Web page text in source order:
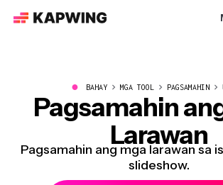
● BAHAY MGA TOOL PAGSAMAHIN
Pagsamahin
Larawan
Pagsamahin ang mga larawan sa
slideshow.